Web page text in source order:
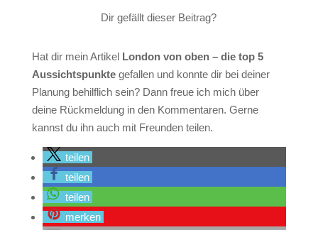
Dir gefällt dieser Beitrag?
Hat dir mein Artikel London von oben – die top 5
Aussichtspunkte gefallen und konnte dir bei deiner
Planung behilflich sein? Dann freue ich mich über
deine Rückmeldung in den Kommentaren. Gerne
kannst du ihn auch mit Freunden teilen.
teilen
teilen
teilen
merken